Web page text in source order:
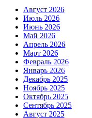
Август 2026
Июль 2026
Июнь 2026
Май 2026
Апрель 2026
Март 2026
Февраль 2026
Январь 2026
Декабрь 2025
Ноябрь 2025
Октябрь 2025
Сентябрь 2025
Август 2025